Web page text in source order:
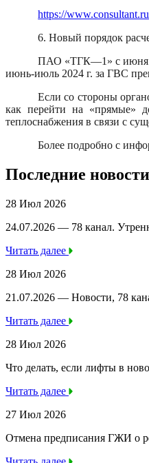
https://
6. Новый порядок
ПАО «ТГК—1» с июня
июнь-июль 2024 г. за ГВС
Если со стороны
как перейти на «прямые»
теплоснабжения в связи с
Более подробно с
Последние новости
28 Июл 2026
24.07.2026 — 78 канал.
Читать далее
28 Июл 2026
21.07.2026 — Новости, 78
Читать далее
28 Июл 2026
Что делать, если лифты в
Читать далее
27 Июл 2026
Отмена предписания ГЖИ о